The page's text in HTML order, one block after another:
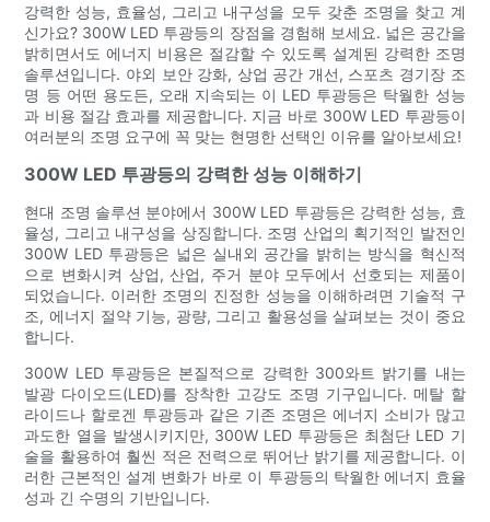
강력한 성능, 효율성, 그리고 내구성을 모두 갖춘 조명을 찾고 계
신가요? 300W LED 투광등의 장점을 경험해 보세요. 넓은 공간을
밝히면서도 에너지 비용은 절감할 수 있도록 설계된 강력한 조명
솔루션입니다. 야외 보안 강화, 상업 공간 개선, 스포츠 경기장 조
명 등 어떤 용도든, 오래 지속되는 이 LED 투광등은 탁월한 성능
과 비용 절감 효과를 제공합니다. 지금 바로 300W LED 투광등이
여러분의 조명 요구에 꼭 맞는 현명한 선택인 이유를 알아보세요!
300W LED 투광등의 강력한 성능 이해하기
현대 조명 솔루션 분야에서 300W LED 투광등은 강력한 성능, 효
율성, 그리고 내구성을 상징합니다. 조명 산업의 획기적인 발전인
300W LED 투광등은 넓은 실내외 공간을 밝히는 방식을 혁신적
으로 변화시켜 상업, 산업, 주거 분야 모두에서 선호되는 제품이
되었습니다. 이러한 조명의 진정한 성능을 이해하려면 기술적 구
조, 에너지 절약 기능, 광량, 그리고 활용성을 살펴보는 것이 중요
합니다.
300W LED 투광등은 본질적으로 강력한 300와트 밝기를 내는
발광 다이오드(LED)를 장착한 고강도 조명 기구입니다. 메탈 할
라이드나 할로겐 투광등과 같은 기존 조명은 에너지 소비가 많고
과도한 열을 발생시키지만, 300W LED 투광등은 최첨단 LED 기
술을 활용하여 훨씬 적은 전력으로 뛰어난 밝기를 제공합니다. 이
러한 근본적인 설계 변화가 바로 이 투광등의 탁월한 에너지 효율
성과 긴 수명의 기반입니다.